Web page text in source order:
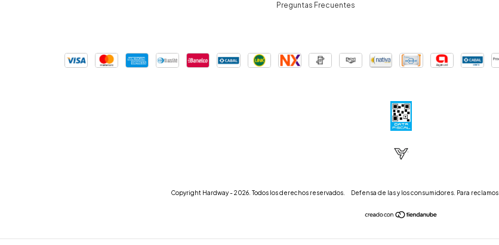
Preguntas Frecuentes
Copyright Hardway - 2026. Todos los derechos reservados. Defensa de las y los consumidores. Para reclamos